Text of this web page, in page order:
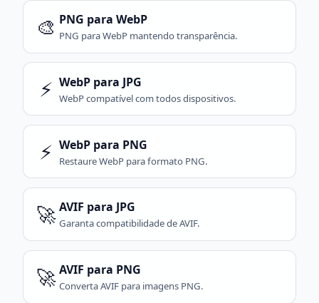
🎨 PNG para WebP
PNG para WebP mantendo transparência.
⚡ WebP para JPG
WebP compatível com todos dispositivos.
⚡ WebP para PNG
Restaure WebP para formato PNG.
🚀 AVIF para JPG
Garanta compatibilidade de AVIF.
🚀 AVIF para PNG
Converta AVIF para imagens PNG.